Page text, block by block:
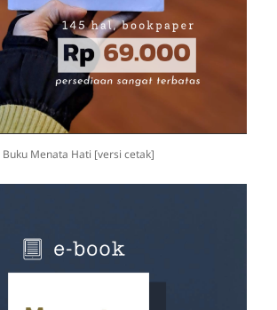
Buku Menata Hati [versi cetak]